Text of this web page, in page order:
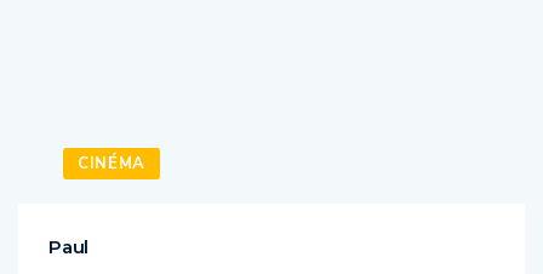
CINÉMA
Paul